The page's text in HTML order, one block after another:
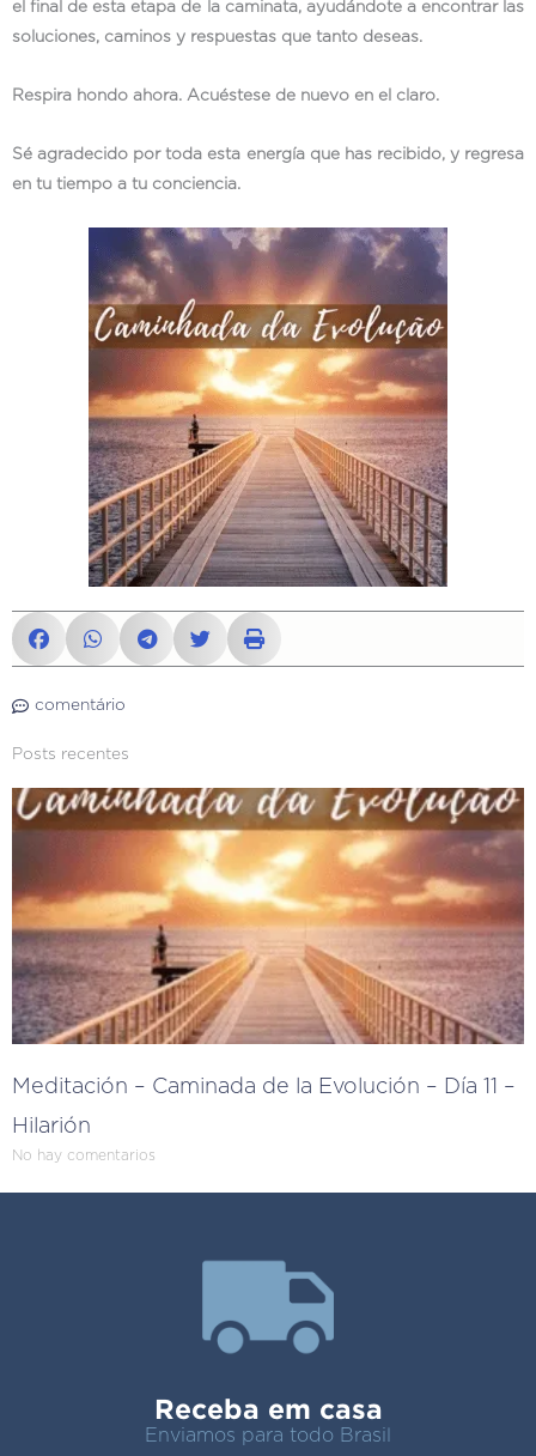
el final de esta etapa de la caminata, ayudándote a encontrar las
soluciones, caminos y respuestas que tanto deseas.
Respira hondo ahora. Acuéstese de nuevo en el claro.
Sé agradecido por toda esta energía que has recibido, y regresa
en tu tiempo a tu conciencia.
comentário
Posts recentes
Meditación – Caminada de la Evolución – Día 11 –
Hilarión
No hay comentarios
Receba em casa
Enviamos para todo Brasil